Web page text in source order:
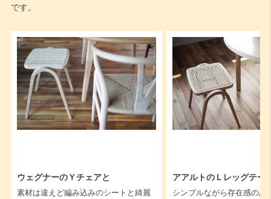
です。
ウェグナーのＹチェアと
素材は違えど編み込みのシートと綺麗
アアルトのＬレッグテー
シンプルながら存在感のあ